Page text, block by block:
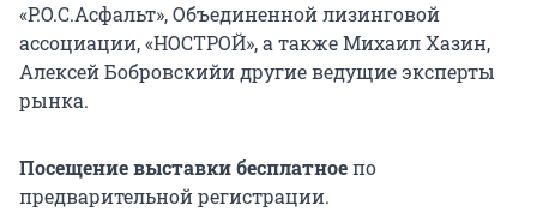
«Р.О.С.Асфальт», Объединенной лизинговой
ассоциации, «НОСТРОЙ», а также Михаил Хазин,
Алексей Бобровскийи другие ведущие эксперты
рынка.
Посещение выставки бесплатноепо
предварительной регистрации.